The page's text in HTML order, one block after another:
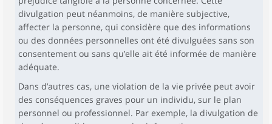
divulgation peut néanmoins, de manière subjective,
affecter la personne, qui considère que des informations
ou des données personnelles ont été divulguées sans son
consentement ou sans qu’elle ait été informée de manière
adéquate.
Dans d’autres cas, une violation de la vie privée peut avoir
des conséquences graves pour un individu, sur le plan
personnel ou professionnel. Par exemple, la divulgation de